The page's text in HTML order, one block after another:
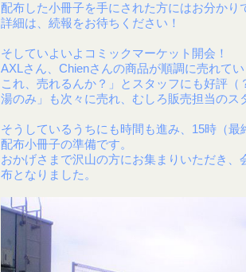
配布した小冊子を手にされた方にはお分かり
詳細は、続報をお待ちください！
そしていよいよコミックマーケット開会！
AXLさん、Chienさんの商品が順調に売れて
これ、売れるんか？」とスタッフにも好評
湯のみ」も次々に売れ、むしろ販売担当のス
そうしているうちにも時間も進み、15時（
配布小冊子の準備です。
おかげさまで沢山の方にお集まりいただき、
布となりました。